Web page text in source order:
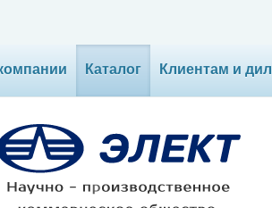
Каталог Клиентам и